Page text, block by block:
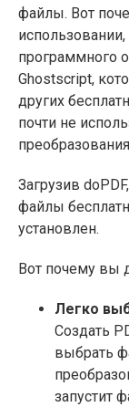
файлы. Вот
использовании,
программного
Ghostscript,
других
почти не
Загрузив
файлы
установлен.
Вот почему вы
Легко
Создать
выбрать
запустит